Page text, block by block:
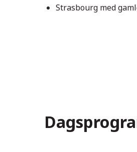
Strasbourg med